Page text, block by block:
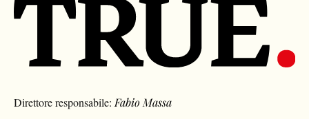
Direttore responsabile:Fabio Massa